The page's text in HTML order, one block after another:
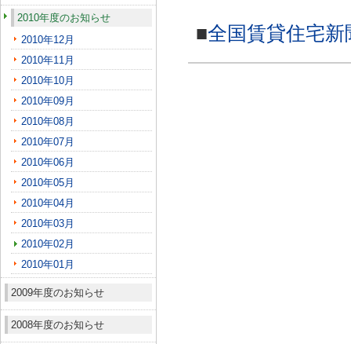
2010年度のお知らせ
2010年12月
2010年11月
2010年10月
2010年09月
2010年08月
2010年07月
2010年06月
2010年05月
2010年04月
2010年03月
2010年02月
2010年01月
2009年度のお知らせ
2008年度のお知らせ
■全国賃貸住宅新